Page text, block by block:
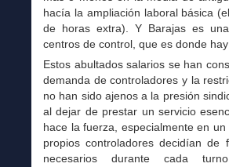
hacía la ampliación laboral básica
de horas extra). Y Barajas es
centros de control, que es donde
Estos abultados salarios se han
demanda de controladores y la
no han sido ajenos a la presión
al dejar de prestar un servicio
hace la fuerza, especialmente en
propios controladores decidían de
necesarios durante cada